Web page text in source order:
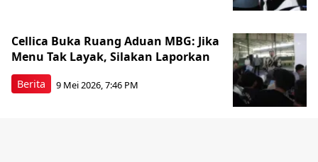
Berita
Cellica Buka Ruang Aduan MBG: Jika
Menu Tak Layak, Silakan Laporkan
9 Mei 2026, 7:46 PM